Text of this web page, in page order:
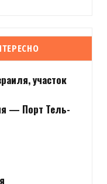
участок
— Порт Тель-